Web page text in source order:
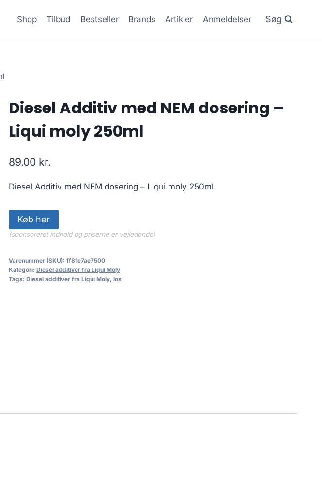
Shop Tilbud Bestseller Brands Artikler Anmeldelser Søg
Diesel Additiv med NEM dosering –
Liqui moly 250ml
89.00 kr.
Diesel Additiv med NEM dosering – Liqui moly 250ml.
Køb her
(sponsoreret indhold og priserne er vejledende)
Varenummer (SKU): ff81e7ae7500
Kategori: Diesel additiver fra Liqui Moly
Tags: Diesel additiver fra Liqui Moly, los